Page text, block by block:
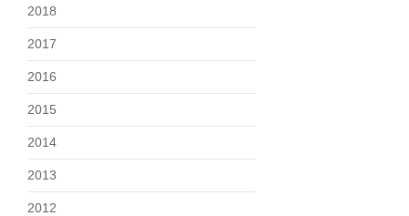
2018
2017
2016
2015
2014
2013
2012